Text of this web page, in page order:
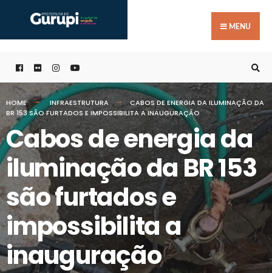
MENU
HOME INFRAESTRUTURA
CABOS DE ENERGIA DA ILUMINAÇÃO DA
BR 153 SÃO FURTADOS E IMPOSSIBILITA A INAUGURAÇÃO
Cabos de energia da
iluminação da BR 153
são furtados e
impossibilita a
inauguração
por: